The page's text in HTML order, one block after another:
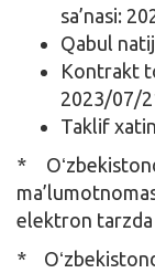
sa’nasi:
Qabul
Kontrakt
2023/07/
Taklif
*
elektron
*